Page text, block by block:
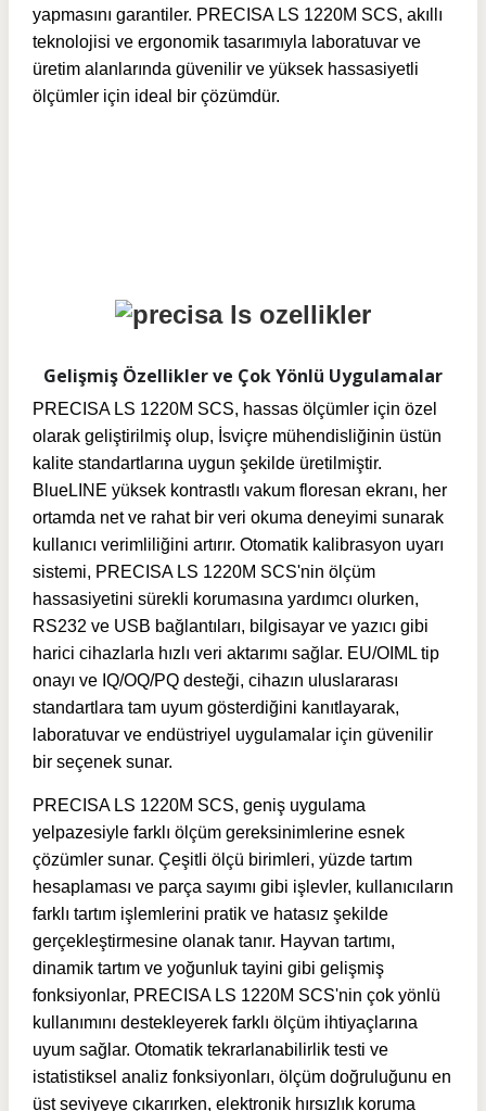
yapmasını garantiler. PRECISA LS 1220M SCS, akıllı
teknolojisi ve ergonomik tasarımıyla laboratuvar ve
üretim alanlarında güvenilir ve yüksek hassasiyetli
ölçümler için ideal bir çözümdür.
Gelişmiş Özellikler ve Çok Yönlü Uygulamalar
PRECISA LS 1220M SCS, hassas ölçümler için özel
olarak geliştirilmiş olup, İsviçre mühendisliğinin üstün
kalite standartlarına uygun şekilde üretilmiştir.
BlueLINE yüksek kontrastlı vakum floresan ekranı, her
ortamda net ve rahat bir veri okuma deneyimi sunarak
kullanıcı verimliliğini artırır. Otomatik kalibrasyon uyarı
sistemi, PRECISA LS 1220M SCS'nin ölçüm
hassasiyetini sürekli korumasına yardımcı olurken,
RS232 ve USB bağlantıları, bilgisayar ve yazıcı gibi
harici cihazlarla hızlı veri aktarımı sağlar. EU/OIML tip
onayı ve IQ/OQ/PQ desteği, cihazın uluslararası
standartlara tam uyum gösterdiğini kanıtlayarak,
laboratuvar ve endüstriyel uygulamalar için güvenilir
bir seçenek sunar.
PRECISA LS 1220M SCS, geniş uygulama
yelpazesiyle farklı ölçüm gereksinimlerine esnek
çözümler sunar. Çeşitli ölçü birimleri, yüzde tartım
hesaplaması ve parça sayımı gibi işlevler, kullanıcıların
farklı tartım işlemlerini pratik ve hatasız şekilde
gerçekleştirmesine olanak tanır. Hayvan tartımı,
dinamik tartım ve yoğunluk tayini gibi gelişmiş
fonksiyonlar, PRECISA LS 1220M SCS'nin çok yönlü
kullanımını destekleyerek farklı ölçüm ihtiyaçlarına
uyum sağlar. Otomatik tekrarlanabilirlik testi ve
istatistiksel analiz fonksiyonları, ölçüm doğruluğunu en
üst seviyeye çıkarırken, elektronik hırsızlık koruma